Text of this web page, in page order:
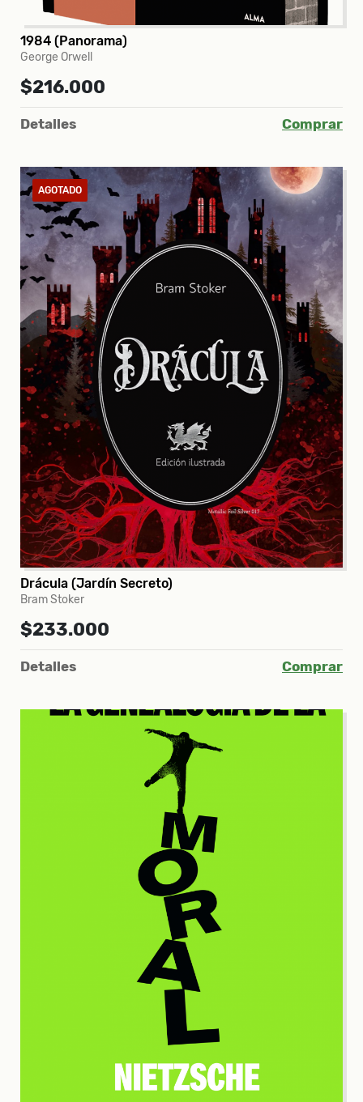
1984 (Panorama)
George Orwell
$216.000
Detalles Comprar
AGOTADO
Drácula (Jardín Secreto)
Bram Stoker
$233.000
Detalles Comprar